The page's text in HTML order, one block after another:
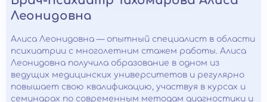
Леонидовна
Алиса Леонидовна — опытный специалист в области
психиатрии с многолетним стажем работы. Алиса
Леонидовна получила образование в одном из
ведущих медицинских университетов и регулярно
повышает свою квалификацию, участвуя в курсах и
семинарах по современным методам диагностики и